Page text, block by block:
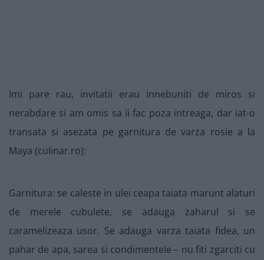
Imi pare rau, invitatii erau innebuniti de miros si
nerabdare si am omis sa ii fac poza intreaga, dar iat-o
transata si asezata pe garnitura de varza rosie a la
Maya (culinar.ro):
Garnitura: se caleste in ulei ceapa taiata marunt alaturi
de merele cubulete, se adauga zaharul si se
caramelizeaza usor. Se adauga varza taiata fidea, un
pahar de apa, sarea si condimentele – nu fiti zgarciti cu